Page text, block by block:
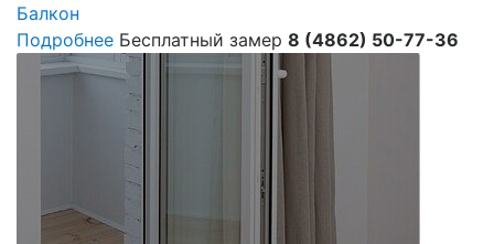
Балкон
Подробнее Бесплатный замер 8 (4862) 50-77-36